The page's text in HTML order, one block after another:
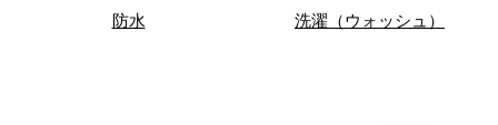
防水 洗濯（ウォッシュ）